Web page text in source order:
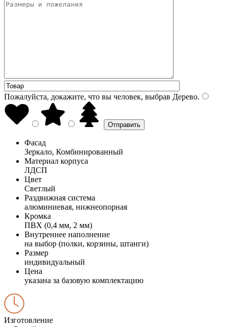
Пожалуйста, докажите, что вы человек, выбрав Дерево.
Фасад
Зеркало, Комбинированный
Материал корпуса
ЛДСП
Цвет
Светлый
Раздвижная система
алюминиевая, нижнеопорная
Кромка
ПВХ (0,4 мм, 2 мм)
Внутреннее наполнение
на выбор (полки, корзины, штанги)
Размер
индивидуальный
Цена
указана за базовую комплектацию
Изготовление